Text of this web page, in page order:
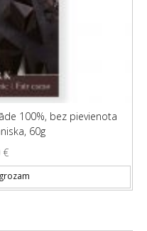
100%, bez pievienota
60g
€